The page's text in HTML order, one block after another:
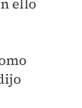
ello